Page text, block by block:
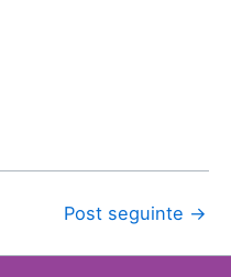
Post seguinte →